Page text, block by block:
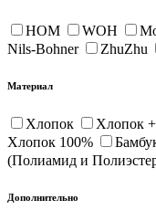
HOM WOH
Nils-Bohner
ZhuZhu
Материал
Хлопок Хлопок
Хлопок 100%
(Полиамид и
Дополнительно